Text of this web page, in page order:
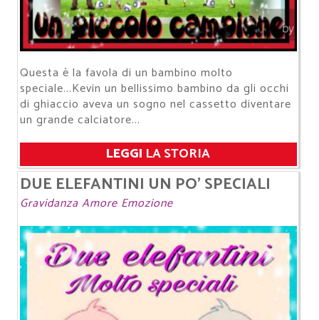
Questa è la favola di un bambino molto
speciale...Kevin un bellissimo bambino da gli occhi
di ghiaccio aveva un sogno nel cassetto diventare
un grande calciatore...
LEGGI LA STORIA
DUE ELEFANTINI UN PO' SPECIALI
Gravidanza Amore Emozione